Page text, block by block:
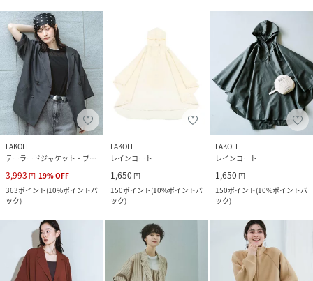
LAKOLE
テーラードジャケット・ブレザー
3,993 円 19%OFF
363ポイント(10%ポイントバ
ック)
LAKOLE
レインコート
1,650 円
150ポイント(10%ポイントバ
ック)
LAKOLE
レインコート
1,650 円
150ポイント(10%ポイントバ
ック)